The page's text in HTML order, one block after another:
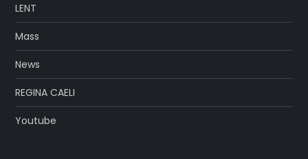
LENT
Mass
News
REGINA CAELI
Youtube